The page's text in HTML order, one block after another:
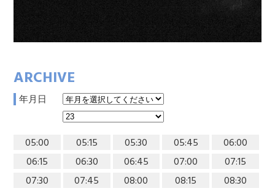
ARCHIVE
年月日
05:00 05:15 05:30 05:45
06:00
06:15
06:30 06:45 07:00
07:15
07:30
07:45 08:00 08:15
08:30